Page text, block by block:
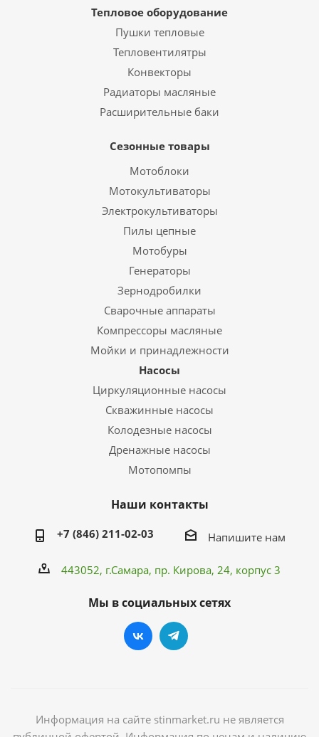
Тепловое оборудование
Пушки тепловые
Тепловентилятры
Конвекторы
Радиаторы масляные
Расширительные баки
Сезонные товары
Мотоблоки
Мотокультиваторы
Электрокультиваторы
Пилы цепные
Мотобуры
Генераторы
Зернодробилки
Сварочные аппараты
Компрессоры масляные
Мойки и принадлежности
Насосы
Циркуляционные насосы
Скважинные насосы
Колодезные насосы
Дренажные насосы
Мотопомпы
Наши контакты
+7 (846) 211-02-03 Напишите нам
443052, г.Самара, пр. Кирова, 24, корпус 3
Мы в социальных сетях
Информация на сайте stinmarket.ru не является